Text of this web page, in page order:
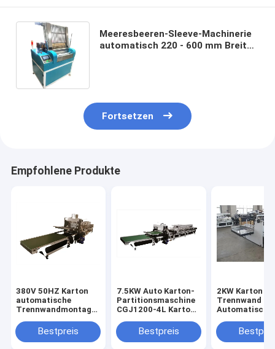
Meeresbeeren-Sleeve-Machinerie
automatisch 220 - 600 mm Breite
Fortsetzen
Empfohlene Produkte
380V 50HZ Karton
automatische
Trennwandmontage-
3X
Bestpreis
7.5KW Auto Karton-
Partitionsmaschine
CGJ1200-4L Karton-
MaschineBestpreis
2KW Karton
Trennwand
3100 x